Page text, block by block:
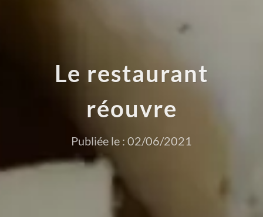
Le restaurant
réouvre
Publiée le : 02/06/2021